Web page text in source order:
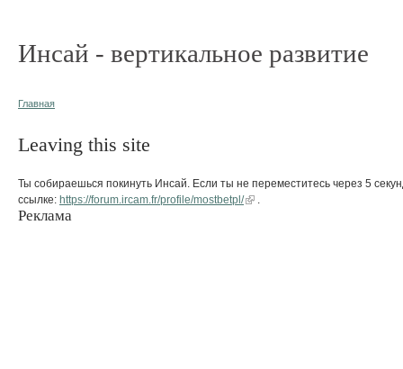
Инсай - вертикальное развитие
Главная
Leaving this site
Ты собираешься покинуть Инсай. Если ты не переместитесь через 5
ссылке: https://forum.ircam.fr/profile/mostbetpl/
Реклама